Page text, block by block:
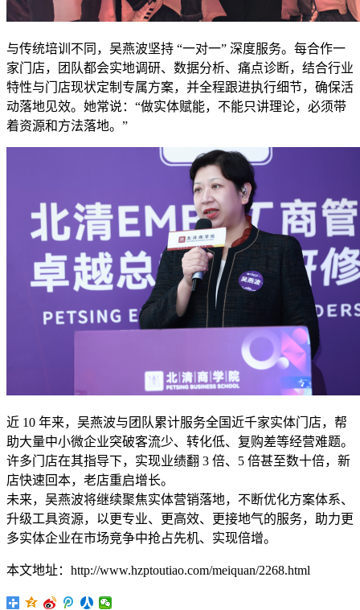
与传统培训不同，吴燕波坚持 “一对一” 深度服务。每合作一
家门店，团队都会实地调研、数据分析、痛点诊断，结合行业
特性与门店现状定制专属方案，并全程跟进执行细节，确保活
动落地见效。她常说：“做实体赋能，不能只讲理论，必须带
着资源和方法落地。”
近 10 年来，吴燕波与团队累计服务全国近千家实体门店，帮
助大量中小微企业突破客流少、转化低、复购差等经营难题。
许多门店在其指导下，实现业绩翻 3 倍、5 倍甚至数十倍，新
店快速回本，老店重启增长。
未来，吴燕波将继续聚焦实体营销落地，不断优化方案体系、
升级工具资源，以更专业、更高效、更接地气的服务，助力更
多实体企业在市场竞争中抢占先机、实现倍增。
本文地址：http://www.hzptoutiao.com/meiquan/2268.html